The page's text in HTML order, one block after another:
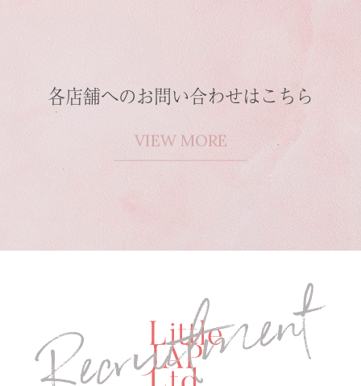
各店舗へのお問い合わせはこちら
VIEW MORE